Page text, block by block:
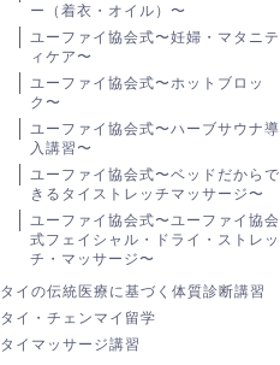
ー（着衣・オイル）〜
ユーファイ協会式〜妊婦・マタニテ
ィケア〜
ユーファイ協会式〜ホットブロッ
ク〜
ユーファイ協会式〜ハーブサウナ導
入講習〜
ユーファイ協会式〜ベッドだからで
きるタイストレッチマッサージ〜
ユーファイ協会式〜ユーファイ協会
式フェイシャル・ドライ・ストレッ
チ・マッサージ〜
タイの伝統医療に基づく体質診断講習
タイ・チェンマイ留学
タイマッサージ講習